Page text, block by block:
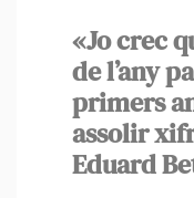
«Jo crec
de l’any
primers
assolir
Eduard